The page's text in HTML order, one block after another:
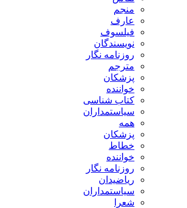
منجم
عارف
فیلسوف
نویسندگان
روزنامه نگار
مترجم
پزشکان
خواننده
کتاب شناسی
سیاستمداران
پزشکان
خطاط
خواننده
روزنامه نگار
ریاضیدان
سیاستمداران
شعرا